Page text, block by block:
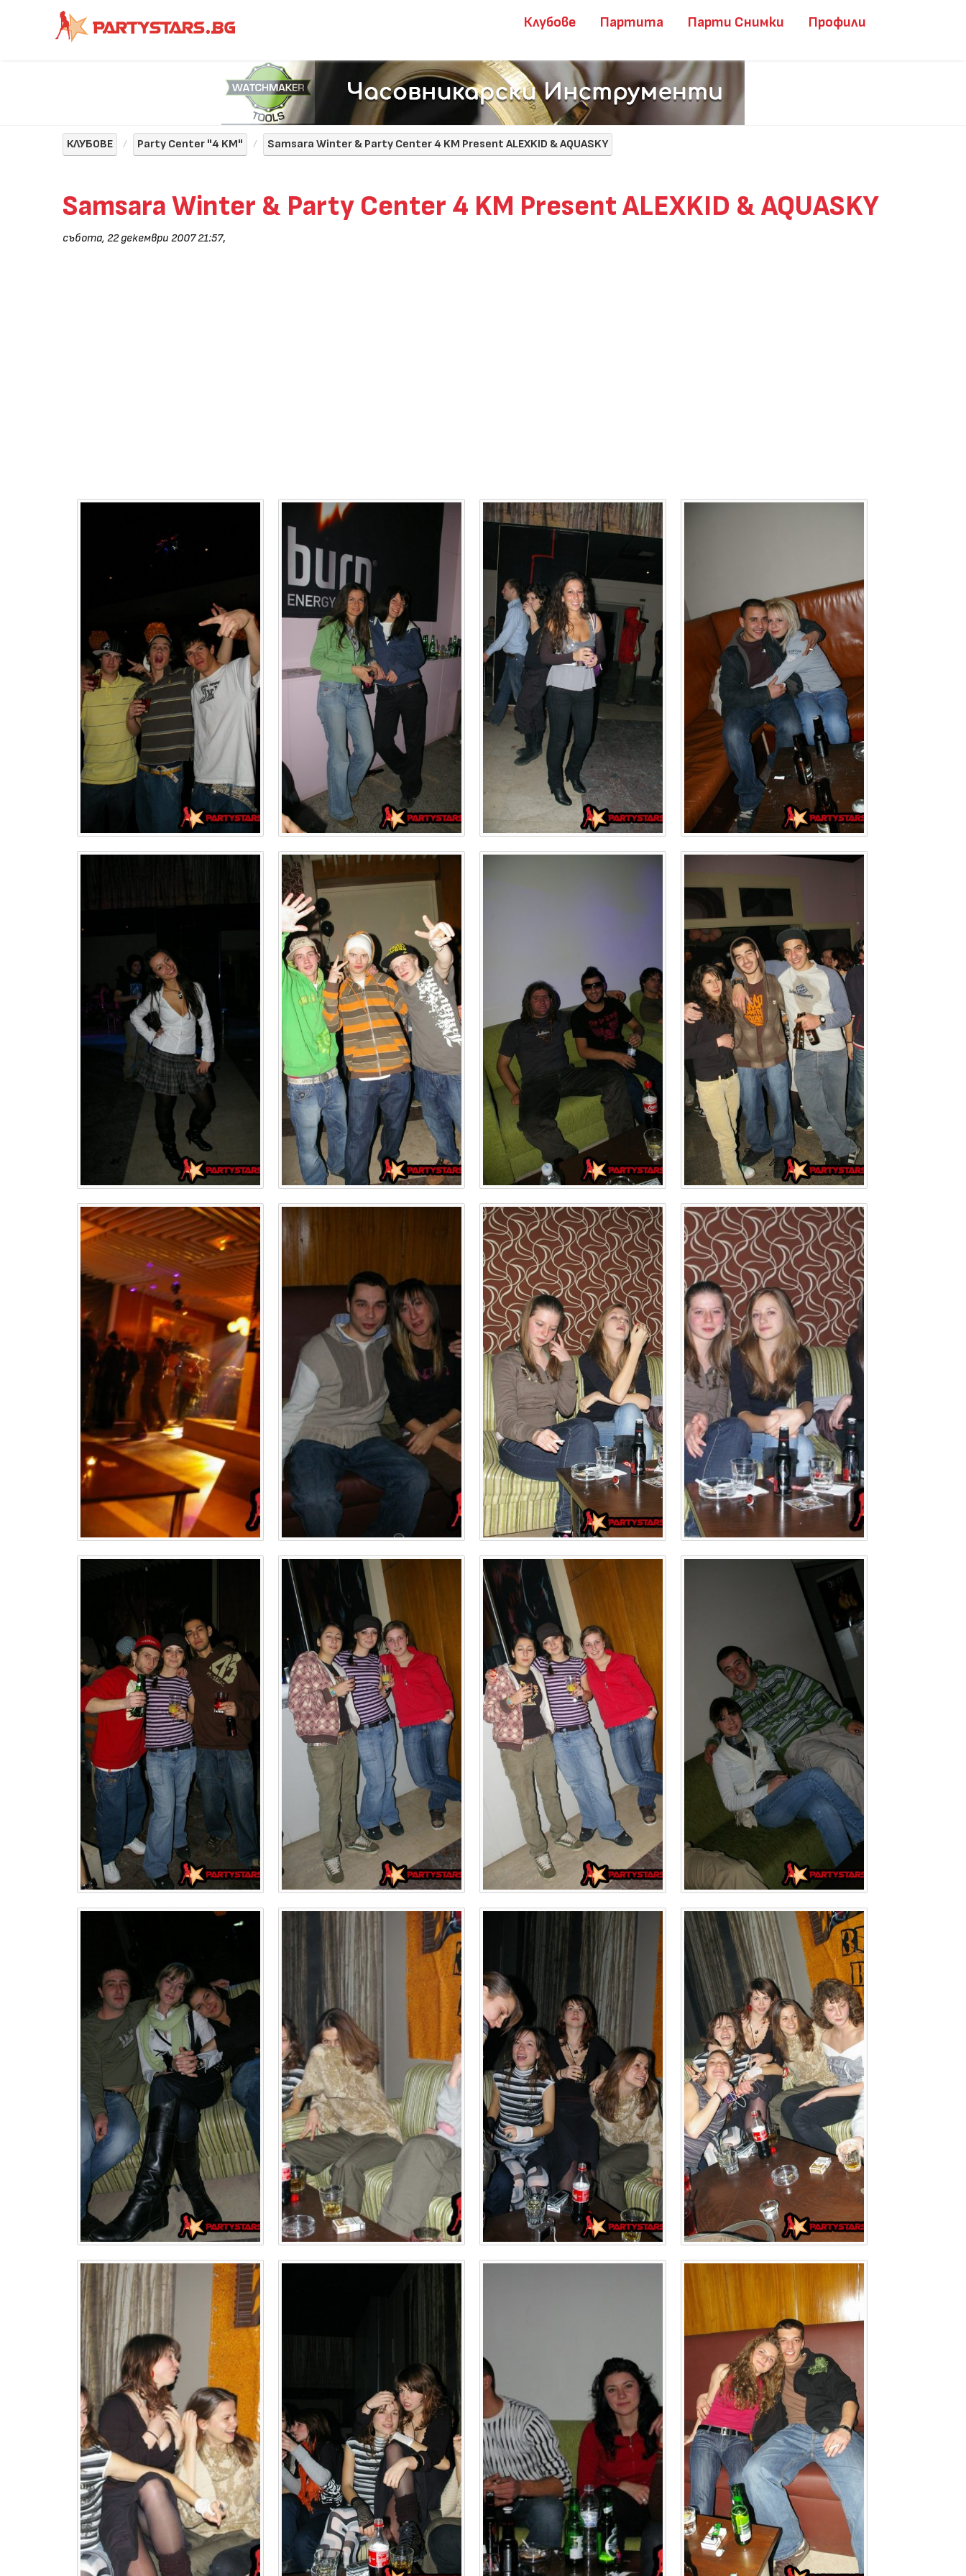
Клубове Партита Парти Снимки Профили
КЛУБОВЕ Party Center "4 KM" Samsara Winter & Party Center 4 KM Present ALEXKID & AQUASKY
Samsara Winter & Party Center 4 KM Present ALEXKID & AQUASKY
събота, 22 декември 2007 21:57,